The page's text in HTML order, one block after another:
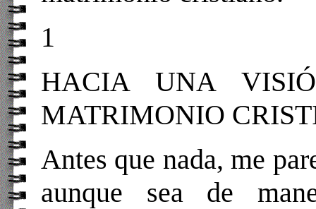
1
HACIA UNA
MATRIMONIO
Antes que nada, me
aunque sea de